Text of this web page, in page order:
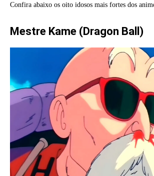
Confira abaixo os oito idosos mais fortes dos
Mestre Kame (Dragon Ball)